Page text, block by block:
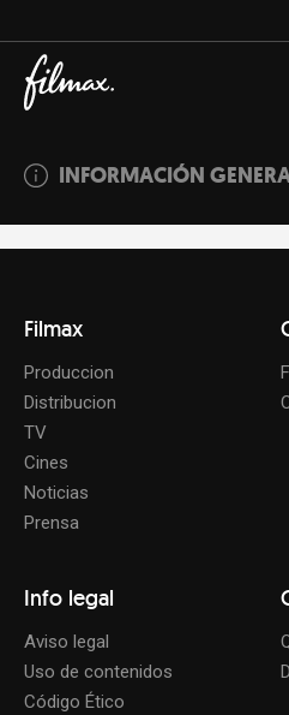
INFORMACIÓN
Filmax
Produccion
Distribucion
TV
Cines
Noticias
Prensa
Info legal
Aviso legal
Uso de contenidos
Código Ético